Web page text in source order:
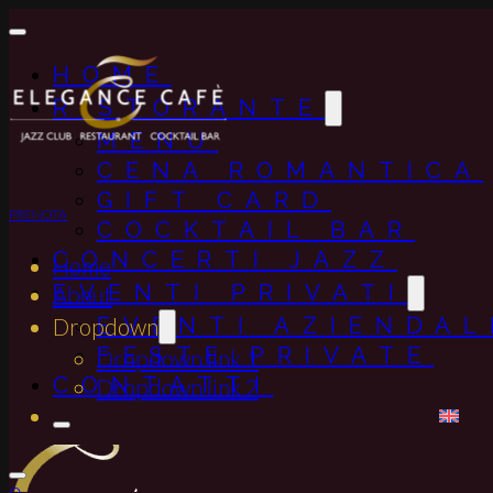
PRENOTA
Home
About
Dropdown
Dropdown link 1
Dropdown link 2
HOME
RISTORANTE
MENU
CENA ROMANTICA
GIFT CARD
COCKTAIL BAR
CONCERTI JAZZ
EVENTI PRIVATI
EVENTI
FESTE PRIVATE
CONTATTI